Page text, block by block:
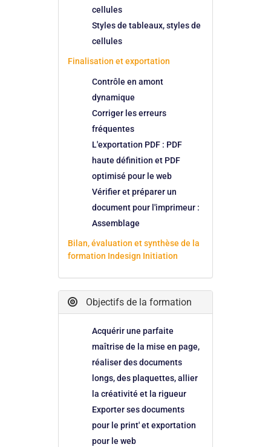
cellules
Styles de tableaux, styles de
cellules
Finalisation et exportation
Contrôle en amont
dynamique
Corriger les erreurs
fréquentes
L'exportation PDF : PDF
haute définition et PDF
optimisé pour le web
Vérifier et préparer un
document pour l'imprimeur :
Assemblage
Bilan, évaluation et synthèse de la
formation Indesign Initiation
Objectifs de la formation
Acquérir une parfaite
maîtrise de la mise en page,
réaliser des documents
longs, des plaquettes, allier
la créativité et la rigueur
Exporter ses documents
pour le print' et exportation
pour le web